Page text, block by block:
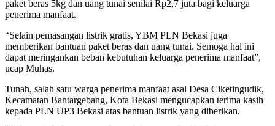
paket beras 5kg dan uang tunai senilai Rp2,7 juta bagi keluarga
penerima manfaat.
“Selain pemasangan listrik gratis, YBM PLN Bekasi juga
memberikan bantuan paket beras dan uang tunai. Semoga hal ini
dapat meringankan beban kebutuhan keluarga penerima manfaat”,
ucap Muhas.
Tunah, salah satu warga penerima manfaat asal Desa Ciketingudik,
Kecamatan Bantargebang, Kota Bekasi mengucapkan terima kasih
kepada PLN UP3 Bekasi atas bantuan listrik yang diberikan.